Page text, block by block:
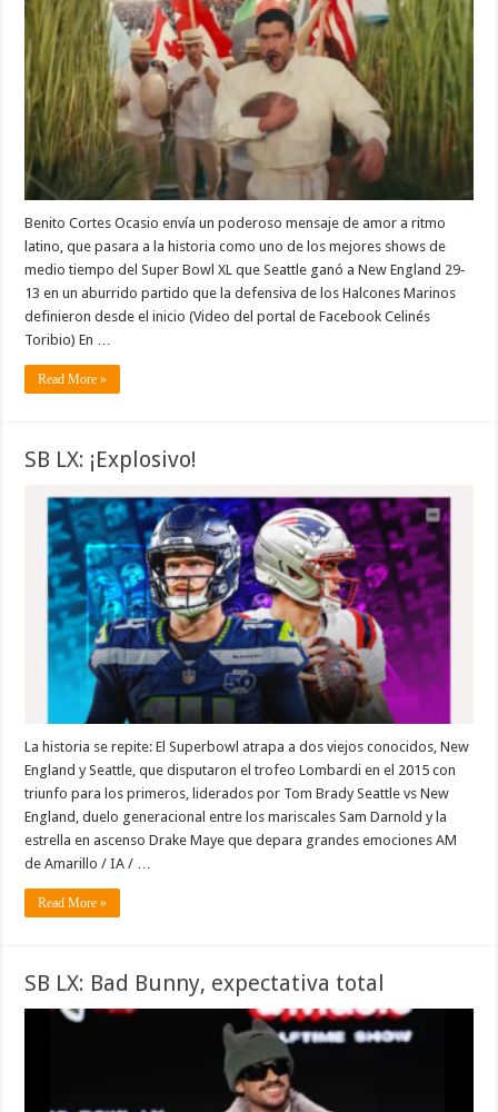
Benito Cortes Ocasio envía un poderoso mensaje de amor a ritmo
latino, que pasara a la historia como uno de los mejores shows de
medio tiempo del Super Bowl XL que Seattle ganó a New England 29-
13 en un aburrido partido que la defensiva de los Halcones Marinos
definieron desde el inicio (Video del portal de Facebook Celinés
Toribio) En …
Read More »
SB LX: ¡Explosivo!
La historia se repite: El Superbowl atrapa a dos viejos conocidos, New
England y Seattle, que disputaron el trofeo Lombardi en el 2015 con
triunfo para los primeros, liderados por Tom Brady Seattle vs New
England, duelo generacional entre los mariscales Sam Darnold y la
estrella en ascenso Drake Maye que depara grandes emociones AM
de Amarillo / IA / …
Read More »
SB LX: Bad Bunny, expectativa total